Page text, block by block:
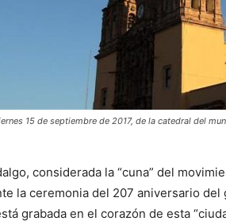
15 de septiembre de 2017, de la catedral del
considerada la “cuna” del
la ceremonia del 207 aniversario
grabada en el corazón de esta